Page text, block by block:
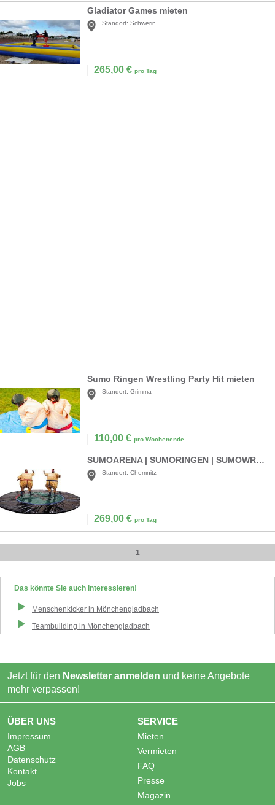
Gladiator Games mieten
Standort: Schwerin
265,00 € pro Tag
Sumo Ringen Wrestling Party Hit mieten
Standort: Grimma
110,00 € pro Wochenende
SUMOARENA | SUMORINGEN | SUMOWRESTLING
Standort: Chemnitz
269,00 € pro Tag
1
Das könnte Sie auch interessieren!
Menschenkicker in Mönchengladbach
Teambuilding in Mönchengladbach
Jetzt für den Newsletter anmelden und keine Angebote
mehr verpassen!
ÜBER UNS
Impressum
AGB
Datenschutz
Kontakt
Jobs
SERVICE
Mieten
Vermieten
FAQ
Presse
Magazin